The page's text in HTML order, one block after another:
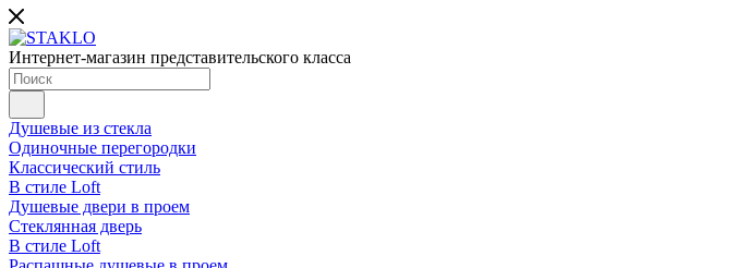
Интернет-магазин представительского класса
Душевые из стекла
Одиночные перегородки
Классический стиль
В стиле Loft
Душевые двери в проем
Стеклянная дверь
В стиле Loft